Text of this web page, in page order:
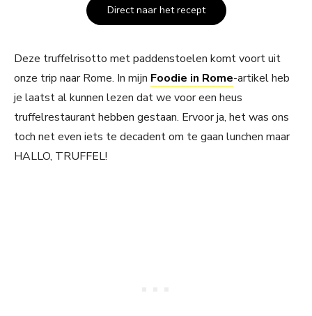
Direct naar het recept
Deze truffelrisotto met paddenstoelen komt voort uit
onze trip naar Rome. In mijn Foodie in Rome-artikel heb
je laatst al kunnen lezen dat we voor een heus
truffelrestaurant hebben gestaan. Ervoor ja, het was ons
toch net even iets te decadent om te gaan lunchen maar
HALLO, TRUFFEL!